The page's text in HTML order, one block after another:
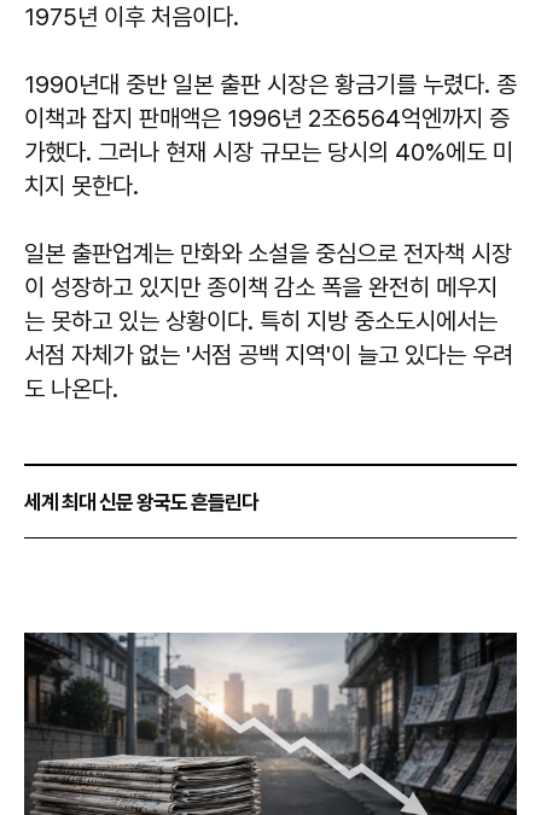
1975년 이후 처음이다.
1990년대 중반 일본 출판 시장은 황금기를 누렸다. 종
이책과 잡지 판매액은 1996년 2조6564억엔까지 증
가했다. 그러나 현재 시장 규모는 당시의 40%에도 미
치지 못한다.
일본 출판업계는 만화와 소설을 중심으로 전자책 시장
이 성장하고 있지만 종이책 감소 폭을 완전히 메우지
는 못하고 있는 상황이다. 특히 지방 중소도시에서는
서점 자체가 없는 '서점 공백 지역'이 늘고 있다는 우려
도 나온다.
세계 최대 신문 왕국도 흔들린다